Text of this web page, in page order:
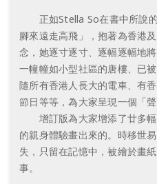
正如Stella So在書中所說的
腳來遠走高飛」，抱著為香港
念，她逐寸逐寸、逐幅逐幅地
一幢幢如小型社區的唐樓、已
隨所有香港人長大的電車、有
節日等等，為大家呈現一個「
增訂版為大家增添了廿多幅
的親身體驗畫出來的。時移世
失，只留在記憶中，被繪於畫
事。